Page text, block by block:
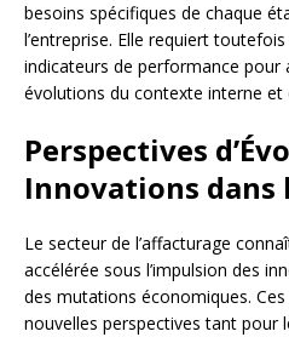
besoins spécifiques de chaque
l’entreprise. Elle requiert
indicateurs de performance pour
évolutions du contexte interne et
Perspectives
Innovations dans
Le secteur de l’affacturage
accélérée sous l’impulsion des
des mutations économiques.
nouvelles perspectives tant pour